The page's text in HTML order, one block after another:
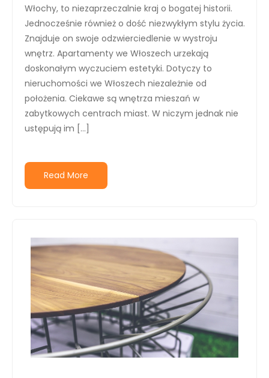
Włochy, to niezaprzeczalnie kraj o bogatej historii.
Jednocześnie również o dość niezwykłym stylu życia.
Znajduje on swoje odzwierciedlenie w wystroju
wnętrz. Apartamenty we Włoszech urzekają
doskonałym wyczuciem estetyki. Dotyczy to
nieruchomości we Włoszech niezależnie od
położenia. Ciekawe są wnętrza mieszań w
zabytkowych centrach miast. W niczym jednak nie
ustępują im […]
Read More